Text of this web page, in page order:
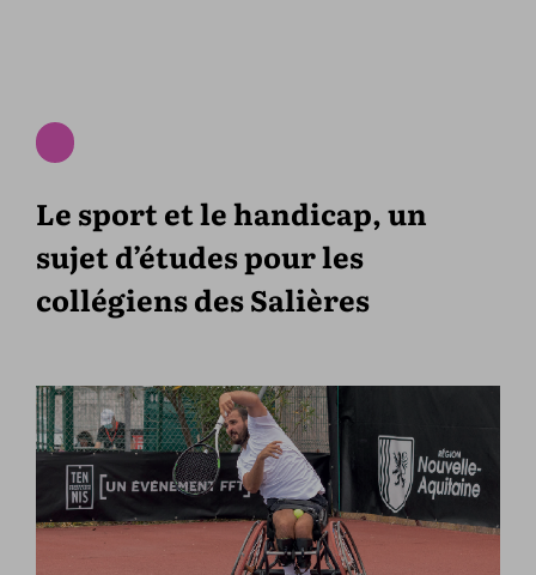
Le sport et le handicap, un
sujet d’études pour les
collégiens des Salières